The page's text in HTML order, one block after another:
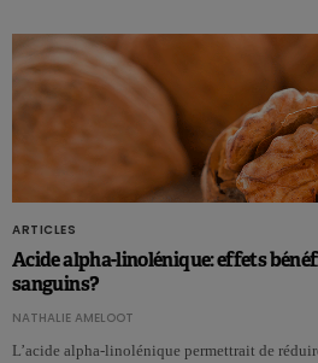
ARTICLES
Acide alpha-linolénique: effets
sanguins?
NATHALIE AMELOOT
L’acide alpha-linolénique permettrait de